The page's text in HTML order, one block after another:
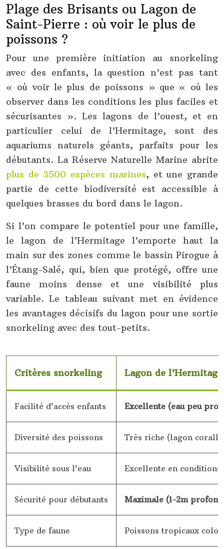
Plage des Brisants ou Lagon de
Saint-Pierre : où voir le plus de
poissons ?
Pour une première initiation au snorkeling
avec des enfants, la question n’est pas tant
« où voir le plus de poissons » que « où les
observer dans les conditions les plus faciles et
sécurisantes ». Les lagons de l’ouest, et en
particulier celui de l’Hermitage, sont des
aquariums naturels géants, parfaits pour les
débutants. La Réserve Naturelle Marine abrite
plus de 3500 espèces marines, et une grande
partie de cette biodiversité est accessible à
quelques brasses du bord dans le lagon.
Si l’on compare le potentiel pour une famille,
le lagon de l’Hermitage l’emporte haut la
main sur des zones comme le bassin Pirogue à
l’Étang-Salé, qui, bien que protégé, offre une
faune moins dense et une visibilité plus
variable. Le tableau suivant met en évidence
les avantages décisifs du lagon pour une sortie
snorkeling avec des tout-petits.
Critères snorkeling Lagon de l’Hermitage
Facilité d’accès enfants Excellente (eau peu
Diversité des poissons Très riche (lagon
Visibilité sous l’eau Excellente en conditions
Sécurité pour débutants Maximale (1-2m
Type de faune Poissons tropicaux